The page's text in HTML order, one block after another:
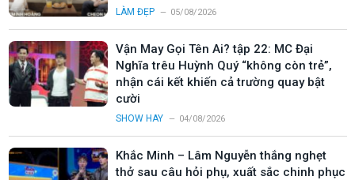
LÀM ĐẸP 05/08/2026
Vận May Gọi Tên Ai? tập 22: MC Đại
Nghĩa trêu Huỳnh Quý “không còn trẻ”,
nhận cái kết khiến cả trường quay bật
cười
SHOW HAY 04/08/2026
Khắc Minh – Lâm Nguyễn thắng nghẹt
thở sau câu hỏi phụ, xuất sắc chinh phục